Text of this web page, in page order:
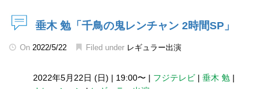
垂木 勉「千鳥の鬼レンチャン 2時間SP」
On 2022/5/22 Filed under レギュラー出演
2022年5月22日 (日) | 19:00〜 | フジテレビ | 垂木 勉 |